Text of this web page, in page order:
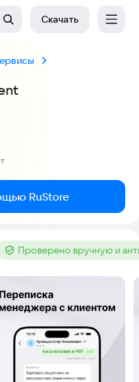
Скачать
RuStore
Тег :Проверено вручную и